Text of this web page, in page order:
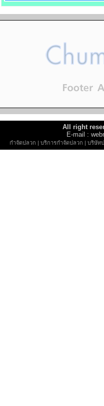
All right
E-mail :
กำจัดปลวก | บริการกำจัดปลวก | บริษัท